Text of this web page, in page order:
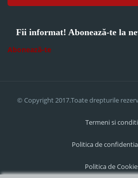
Fii informat! Abonează-te la
Abonează-te
© Copyright 2017.Toate drepturile
Termeni si
Politica de
Politica de